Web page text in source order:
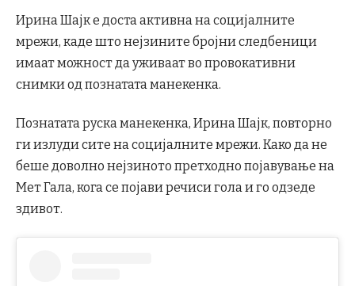
Ирина Шајк е доста активна на социјалните
мрежи, каде што нејзините бројни следбеници
имаат можност да уживаат во провокативни
снимки од познатата манекенка.
Познатата руска манекенка, Ирина Шајк, повторно
ги излуди сите на социјалните мрежи. Како да не
беше доволно нејзиното претходно појавување на
Мет Гала, кога се појави речиси гола и го одзеде
здивот.